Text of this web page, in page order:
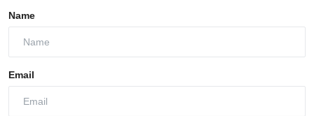
Name
Email